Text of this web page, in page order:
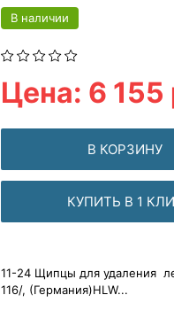
В наличии
Цена: 6 155
В КОРЗИНУ
КУПИТЬ В 1
11-24 Щипцы для удаления
116/, (Германия)HLW...